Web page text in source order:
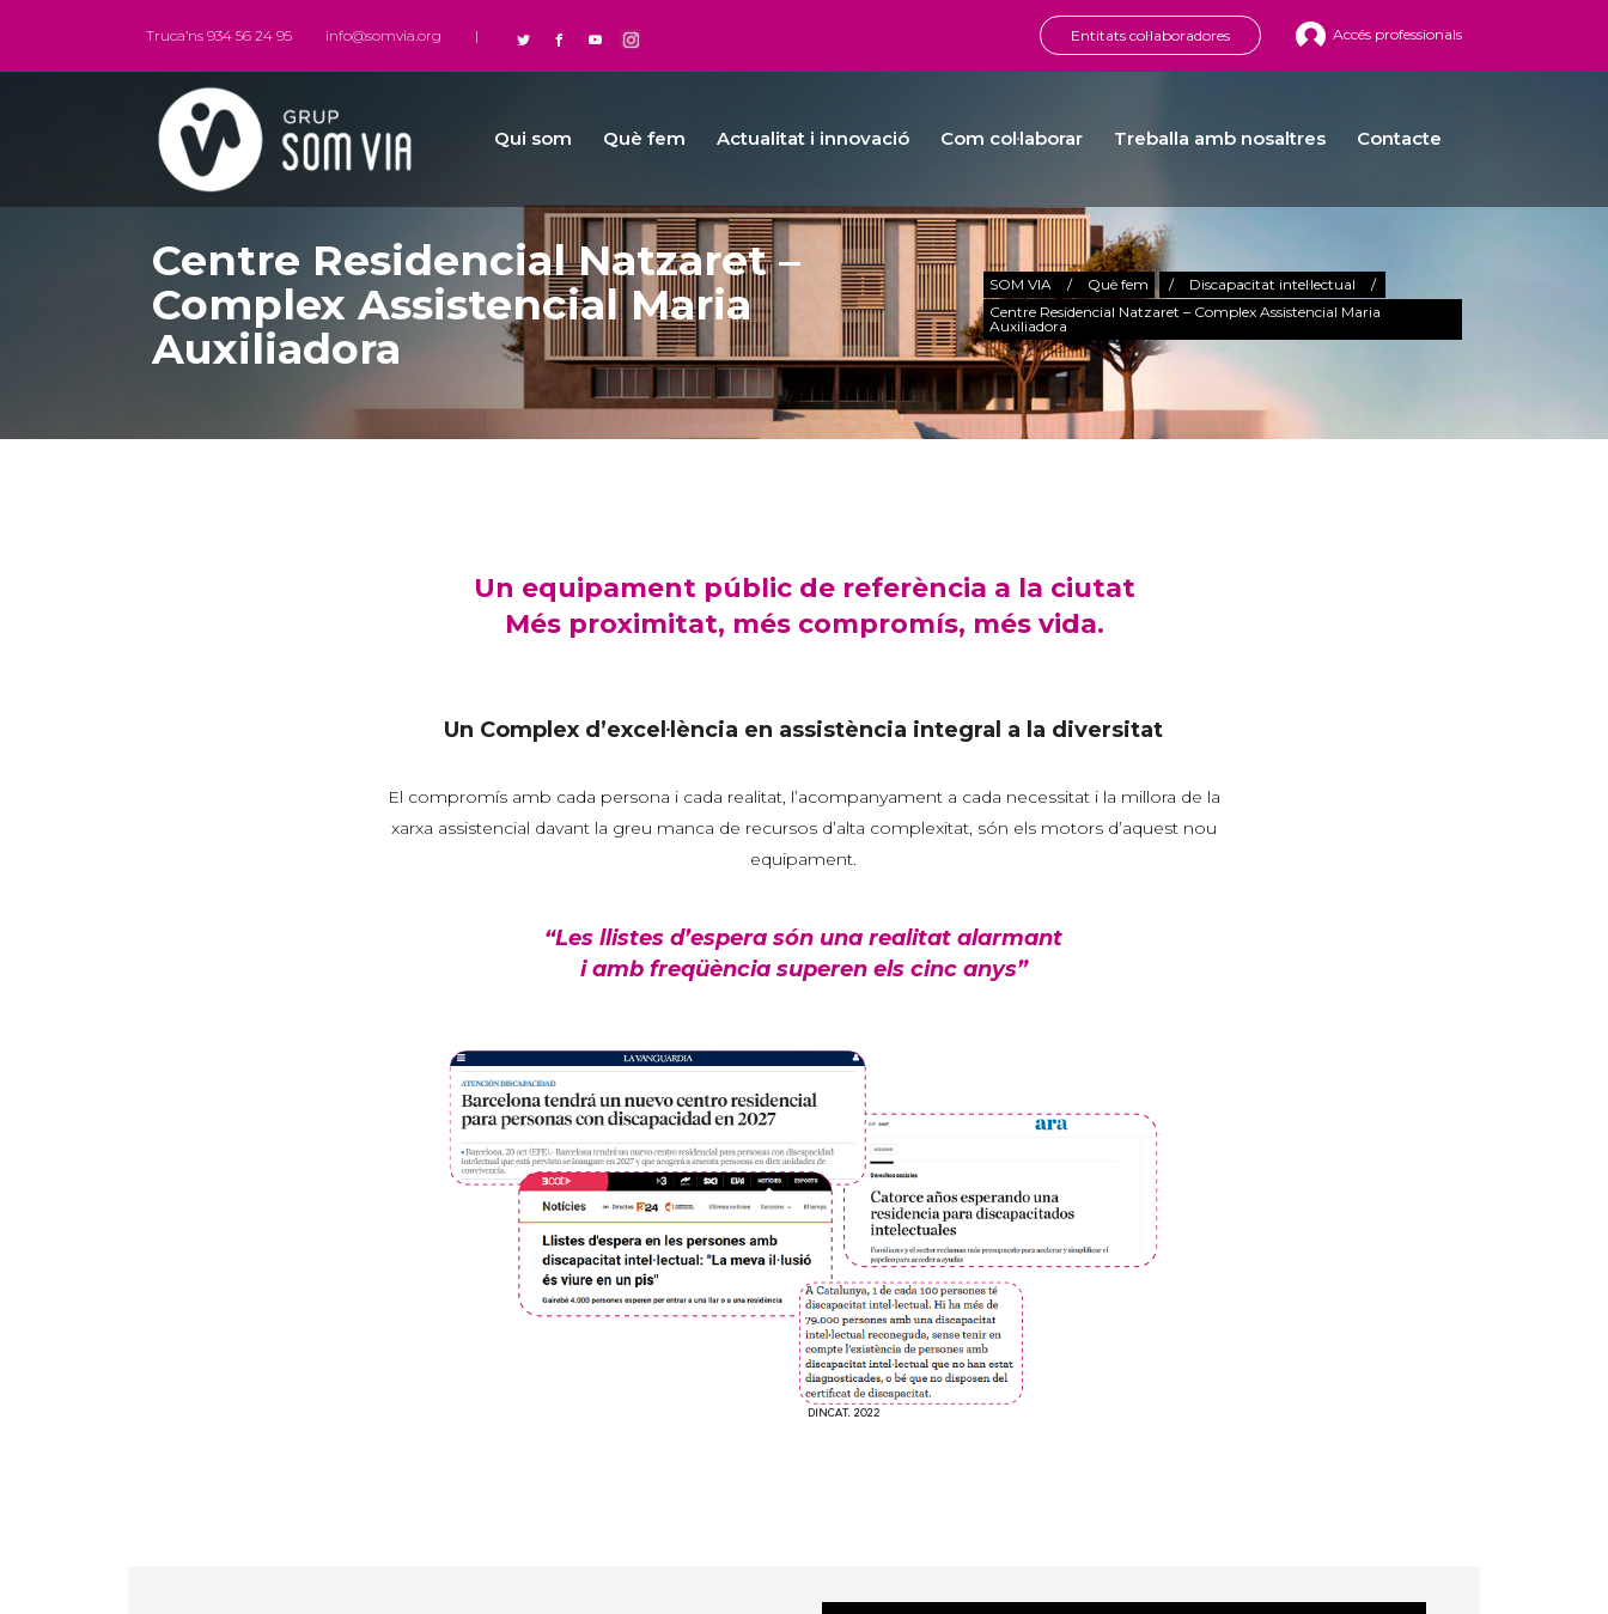
Truca’ns 934 56 24 95 info@somvia.org | Entitats col·laboradores Accés professionals
Qui som Què fem Actualitat i innovació Com col·laborar Treballa amb nosaltres Contacte
Centre Residencial Natzaret –
Complex Assistencial Maria
Auxiliadora
SOM VIA / Què fem / Discapacitat intel·lectual
/
Centre Residencial Natzaret – Complex Assistencial Maria
Auxiliadora
Un equipament públic de referència a la ciutat
Més proximitat, més compromís, més vida.
Un Complex d’excel·lència en assistència integral a la diversitat
El compromís amb cada persona i cada realitat, l’acompanyament a cada necessitat i la millora de la
xarxa assistencial davant la greu manca de recursos d’alta complexitat, són els motors d’aquest nou
equipament.
“Les llistes d’espera són una realitat alarmant
i amb freqüència superen els cinc anys”